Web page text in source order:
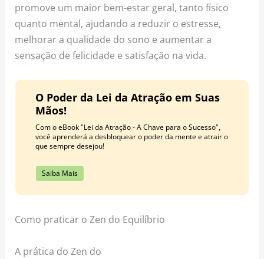
promove um maior bem-estar geral, tanto físico
quanto mental, ajudando a reduzir o estresse,
melhorar a qualidade do sono e aumentar a
sensação de felicidade e satisfação na vida.
O Poder da Lei da Atração em Suas
Mãos!
Com o eBook "Lei da Atração - A Chave para o Sucesso",
você aprenderá a desbloquear o poder da mente e atrair o
que sempre desejou!
Saiba Mais
Como praticar o Zen do Equilíbrio
A prática do Zen do